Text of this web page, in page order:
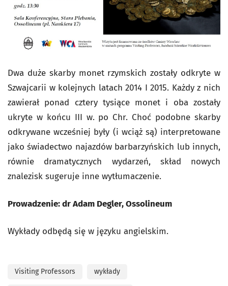
Dwa duże skarby monet rzymskich zostały odkryte w
Szwajcarii w kolejnych latach 2014 I 2015. Każdy z nich
zawierał ponad cztery tysiące monet i oba zostały
ukryte w końcu III w. po Chr. Choć podobne skarby
odkrywane wcześniej były (i wciąż są) interpretowane
jako świadectwo najazdów barbarzyńskich lub innych,
równie dramatycznych wydarzeń, skład nowych
znalezisk sugeruje inne wytłumaczenie.
Prowadzenie: dr Adam Degler, Ossolineum
Wykłady odbędą się w języku angielskim.
Visiting Professors wykłady